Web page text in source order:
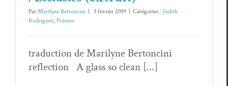
ParMarilyne Bertoncini 3 février 2019 Catégories : Judith
Rodriguez, Poèmes
traduction de Marilyne Bertoncini
reflection A glass so clean [...]